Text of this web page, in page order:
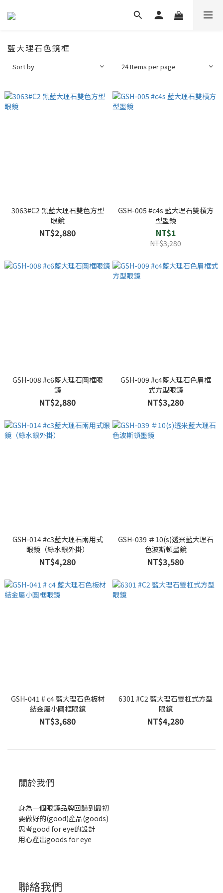
藍大理石色鏡框
Sort by 24 Items per page
3063#C2 黑藍大理石雙色方型
眼鏡
NT$2,880
GSH-005 #c4s 藍大理石雙槓方
型墨鏡
NT$1
NT$3,280
GSH-008 #c6藍大理石圓框眼
鏡
NT$2,880
GSH-009 #c4藍大理石色眉框
式方型眼鏡
NT$3,280
GSH-014 #c3藍大理石兩用式
眼鏡（綠水銀外掛）
NT$4,280
GSH-039 ＃10(s)透米藍大理石
色波斯頓墨鏡
NT$3,580
GSH-041 # c4 藍大理石色板材
結金屬小圓框眼鏡
NT$3,680
6301 #C2 藍大理石雙杠式方型
眼鏡
NT$4,280
關於我們
身為一個眼鏡品牌回歸到最初
要做好的(good)產品(goods)
思考good for eye的設計
用心產出goods for eye
聯絡我們